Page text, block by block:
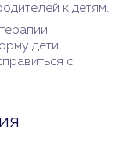
к детям.
дети
с